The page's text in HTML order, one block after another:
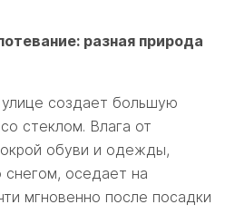
разная природа
создает большую
стеклом. Влага от
обуви и одежды,
оседает на
мгновенно после посадки